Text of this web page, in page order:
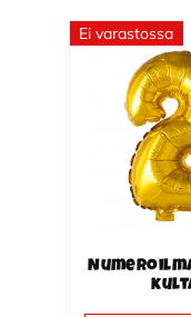
Ei varastossa